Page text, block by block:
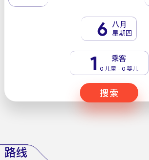
6 八月
星期四
1 乘客
0 儿童 - 0 婴儿
搜索
路线